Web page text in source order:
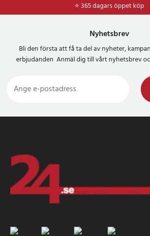
⭐ 365 dagars öppet köp
⭐Frakt 49kr *
Nyhetsbrev
Bli den första att få ta del av nyheter,
erbjudanden Anmäl dig till vårt nyhetsbrev